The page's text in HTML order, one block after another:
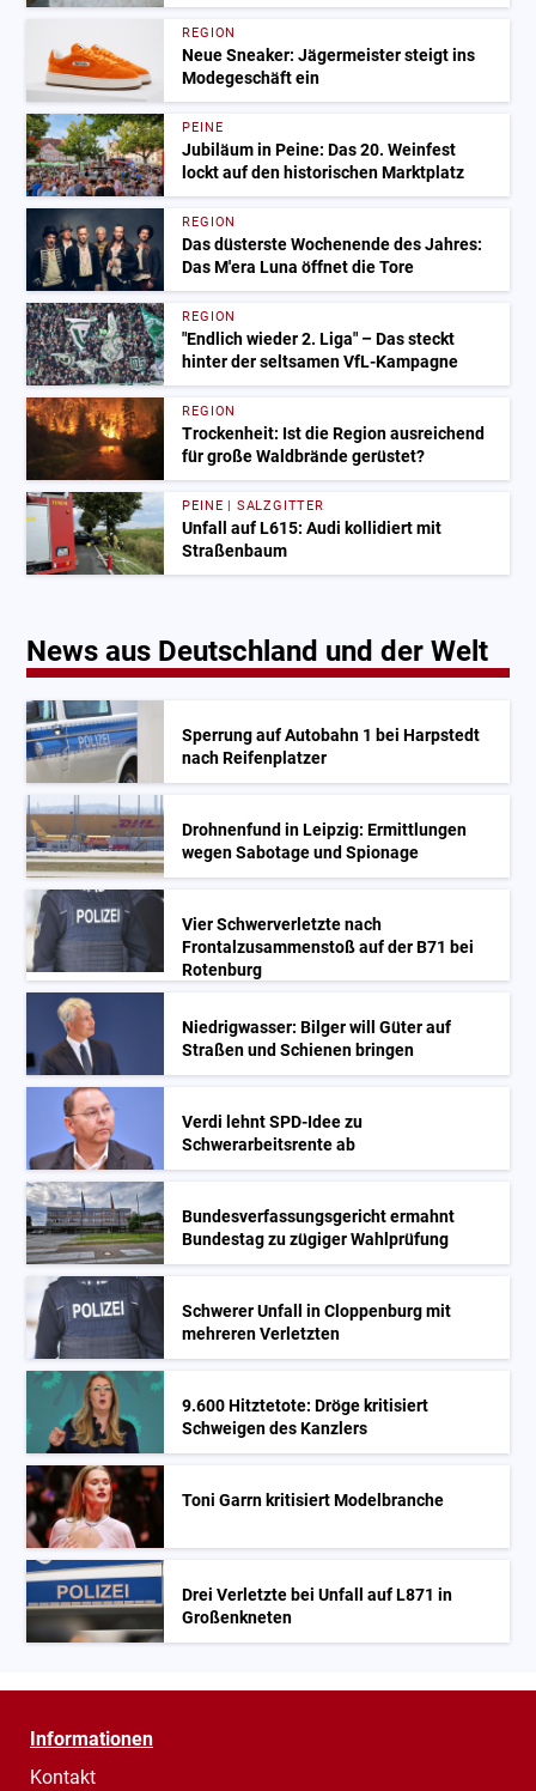
REGION
Neue Sneaker: Jägermeister steigt ins
Modegeschäft ein
PEINE
Jubiläum in Peine: Das 20. Weinfest
lockt auf den historischen Marktplatz
REGION
Das düsterste Wochenende des Jahres:
Das M'era Luna öffnet die Tore
REGION
"Endlich wieder 2. Liga" – Das steckt
hinter der seltsamen VfL-Kampagne
REGION
Trockenheit: Ist die Region ausreichend
für große Waldbrände gerüstet?
PEINE | SALZGITTER
Unfall auf L615: Audi kollidiert mit
Straßenbaum
News aus Deutschland und der Welt
Sperrung auf Autobahn 1 bei Harpstedt
nach Reifenplatzer
Drohnenfund in Leipzig: Ermittlungen
wegen Sabotage und Spionage
Vier Schwerverletzte nach
Frontalzusammenstoß auf der B71 bei
Rotenburg
Niedrigwasser: Bilger will Güter auf
Straßen und Schienen bringen
Verdi lehnt SPD-Idee zu
Schwerarbeitsrente ab
Bundesverfassungsgericht ermahnt
Bundestag zu zügiger Wahlprüfung
Schwerer Unfall in Cloppenburg mit
mehreren Verletzten
9.600 Hitztetote: Dröge kritisiert
Schweigen des Kanzlers
Toni Garrn kritisiert Modelbranche
Drei Verletzte bei Unfall auf L871 in
Großenkneten
Informationen
Kontakt